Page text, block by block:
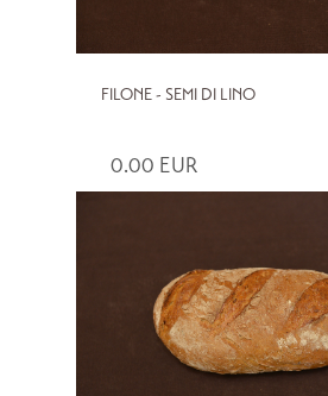
FILONE - SEMI DI LINO
0.00 EUR